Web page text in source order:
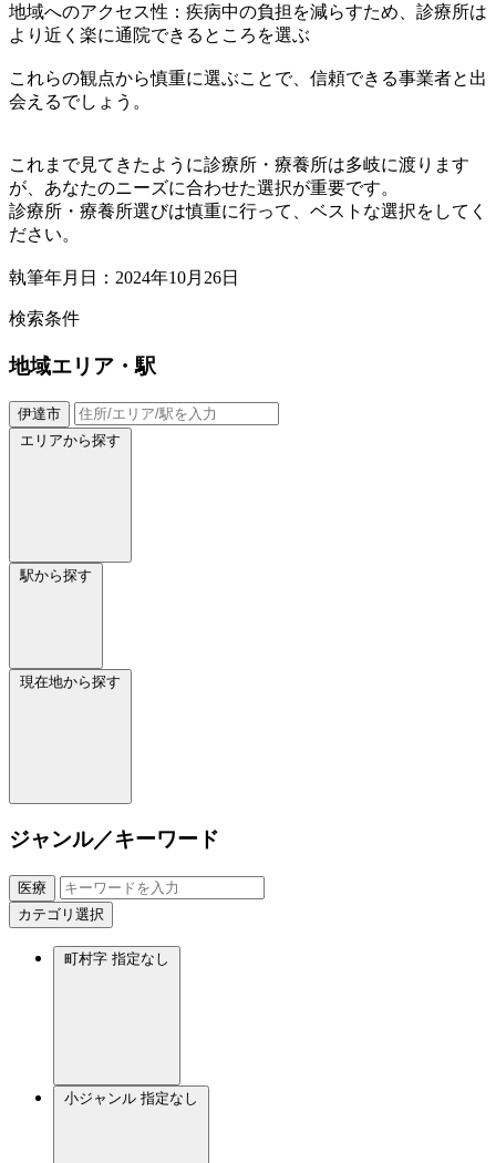
地域へのアクセス性：疾病中の負担を減らすため、診療所は
より近く楽に通院できるところを選ぶ
これらの観点から慎重に選ぶことで、信頼できる事業者と出
会えるでしょう。
これまで見てきたように診療所・療養所は多岐に渡ります
が、あなたのニーズに合わせた選択が重要です。
診療所・療養所選びは慎重に行って、ベストな選択をしてく
ださい。
執筆年月日：2024年10月26日
検索条件
地域エリア・駅
伊達市
エリアから探す
駅から探す
現在地から探す
ジャンル／キーワード
医療
カテゴリ選択
町村字 指定なし
小ジャンル 指定なし